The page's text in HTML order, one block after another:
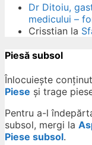
Dr Ditoiu,
medicului –
Crisstian la
Piesă subsol
Înlocuiește
Piese și trage
Pentru a-l
subsol, mergi la
Piese subsol.